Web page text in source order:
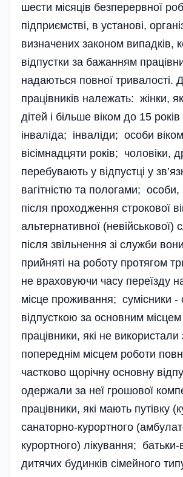
шести місяців безперервної
підприємстві, в установі,
визначених законом випадків,
відпустки за бажанням
надаються повної тривалості.
працівників належать: жінки,
дітей і більше віком до 15
інваліда; інваліди; особи
вісімнадцяти років; чоловіки,
перебувають у відпустці у
вагітністю та пологами; особи,
після проходження строкової
альтернативної
після звільнення зі служби
прийняті на роботу протягом
не враховуючи часу переїзду
місце проживання; сумісники -
відпусткою за основним
працівники, які не використали
попереднім місцем роботи
частково щорічну основну
одержали за неї грошової
працівники, які мають путівку
санаторно-курортного
курортного) лікування; батьки-
дитячих будинків сімейного